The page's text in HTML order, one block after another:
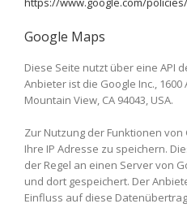
Google Maps
Diese Seite nutzt über eine API
Anbieter ist die Google Inc.,
Mountain View, CA 94043, USA.
Zur Nutzung der Funktionen
Ihre IP Adresse zu speichern.
der Regel an einen Server von
und dort gespeichert. Der
Einfluss auf diese